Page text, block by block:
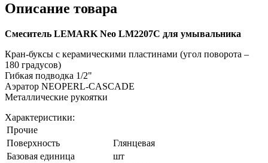
Описание товара
Смеситель LEMARK Neo LM2207C для умывальника
Кран-буксы с керамическими пластинами (угол поворота –
180 градусов)
Гибкая подводка 1/2"
Аэратор NEOPERL-CASCADE
Металлические рукоятки
Характеристики:
Прочие
Поверхность
Глянцевая
Базовая единица
шт